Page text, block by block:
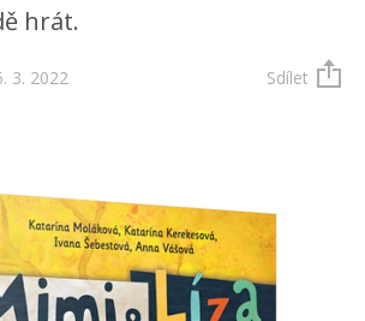
hrát.
3. 2022 Sdílet